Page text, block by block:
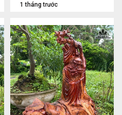
1 tháng trước